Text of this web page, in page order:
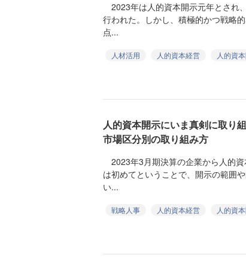
2023年は人的資本開示元年とされ
行われた。しかし、積極的かつ戦略
点...
人材活用 人的資本経営
人的資
人的資本開示にいま真剣に取り
市場区分別の取り組み方
2023年3月期決算の企業から人的
は初めてということで、開示の範囲
い...
戦略人事 人的資本経営
人的資